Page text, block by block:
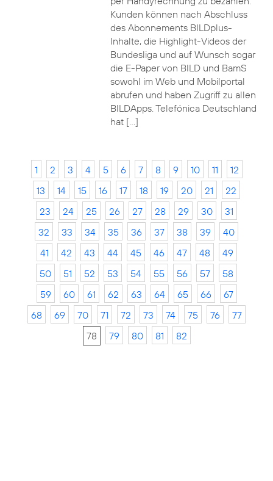
Kunden können nach Abschluss
des Abonnements BILDplus-
Inhalte, die Highlight-Videos der
Bundesliga und auf Wunsch sogar
die E-Paper von BILD und BamS
sowohl im Web und Mobilportal
abrufen und haben Zugriff zu allen
BILDApps. Telefónica Deutschland
hat […]
1 2 3 4 5 6 7 8 9 10 11
12
13
14 15 16 17 18 19 20 21
22
23
24 25 26 27 28 29 30
31
32
33 34 35 36 37 38 39
40
41
42 43 44 45 46 47 48
49
50
51 52 53 54 55 56 57
58
59
60 61 62 63 64 65 66
67
68
69 70 71 72 73 74 75 76
77
78
79 80 81 82